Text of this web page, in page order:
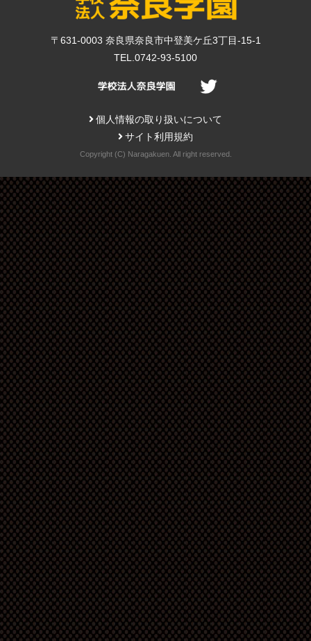
〒631-0003 奈良県奈良市中登美ケ丘3丁目-15-1
TEL.0742-93-5100
個人情報の取り扱いについて
サイト利用規約
Copyright (C) Naragakuen. All right reserved.